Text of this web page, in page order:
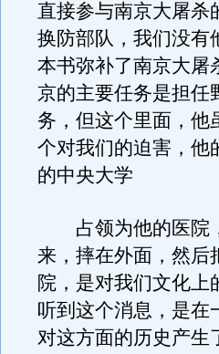
直接参与南京大屠杀
换防部队，我们没有
本书弥补了南京大屠
京的主要任务是担任
务，但这个里面，他
个对我们的迫害，他
的中央大学
占领为他的医院
来，摔在外面，然后
院，是对我们文化上
听到这个消息，是在
对这方面的历史产生